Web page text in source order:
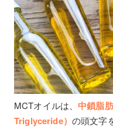
MCTオイルは、中鎖脂
Triglyceride） の頭文字